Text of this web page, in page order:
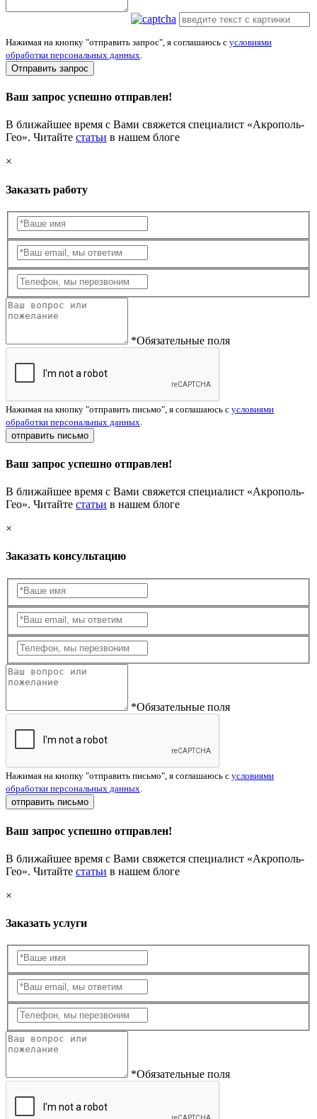
Нажимая на кнопку "отправить запрос", я соглашаюсь с условиями
обработки персональных данных
Отправить запрос
Ваш запрос успешно отправлен!
В ближайшее время с Вами свяжется специалист «Акрополь-
Гео». Читайте статьи в нашем блоге
×
Заказать работу
*Обязательные поля
Нажимая на кнопку "отправить письмо", я соглашаюсь с условиями
обработки персональных данных
отправить письмо
Ваш запрос успешно отправлен!
В ближайшее время с Вами свяжется специалист «Акрополь-
Гео». Читайте статьи в нашем блоге
×
Заказать консультацию
*Обязательные поля
Нажимая на кнопку "отправить письмо", я соглашаюсь с условиями
обработки персональных данных.
отправить письмо
Ваш запрос успешно отправлен!
В ближайшее время с Вами свяжется специалист «Акрополь-
Гео». Читайте статьи в нашем блоге
×
Заказать услуги
*Обязательные поля